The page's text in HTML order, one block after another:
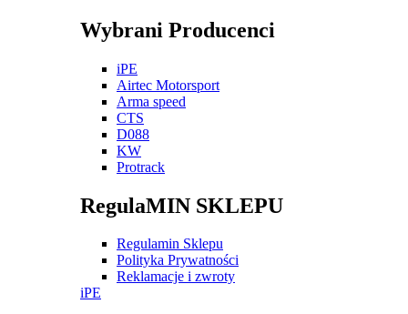
Wybrani Producenci
iPE
Airtec Motorsport
Arma speed
CTS
D088
KW
Protrack
RegulaMIN SKLEPU
Regulamin Sklepu
Polityka Prywatności
Reklamacje i zwroty
iPE